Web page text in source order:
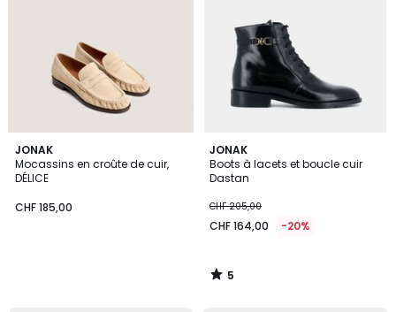
JONAK
Mocassins en croûte de cuir,
DÉLICE
CHF 185,00
JONAK
Boots à lacets et boucle cuir
Dastan
CHF 205,00
CHF 164,00 -20%
5
/
5
5
/